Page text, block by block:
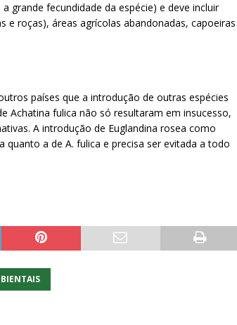
grande fecundidade da espécie) e deve incluir
e roças), áreas agrícolas abandonadas, capoeiras
países que a introdução de outras espécies
Achatina fulica não só resultaram em insucesso,
A introdução de Euglandina rosea como
a de A. fulica e precisa ser evitada a todo